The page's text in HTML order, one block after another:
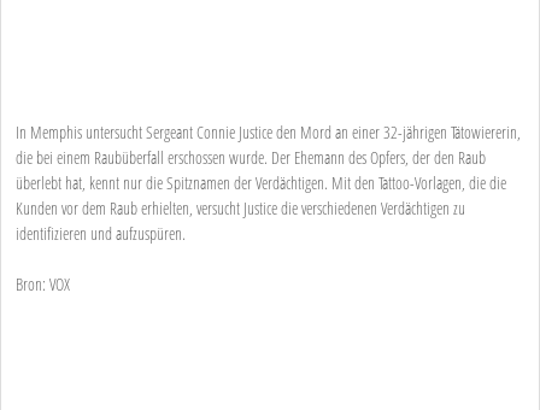
In Memphis untersucht Sergeant Connie Justice den Mord an einer 32-jährigen Tätowiererin,
die bei einem Raubüberfall erschossen wurde. Der Ehemann des Opfers, der den Raub
überlebt hat, kennt nur die Spitznamen der Verdächtigen. Mit den Tattoo-Vorlagen, die die
Kunden vor dem Raub erhielten, versucht Justice die verschiedenen Verdächtigen zu
identifizieren und aufzuspüren.
Bron: VOX